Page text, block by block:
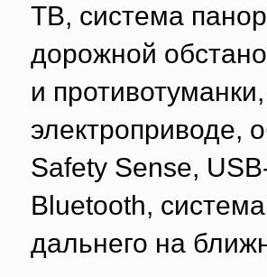
ТВ, система
дорожной
и
электроприводе,
Safety Sense,
Bluetooth,
дальнего на